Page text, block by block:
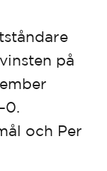
på
och Per